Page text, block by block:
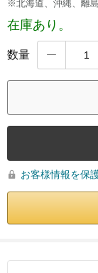
※北海道、沖縄、離
在庫あり。
数量 
 お客様情報を保